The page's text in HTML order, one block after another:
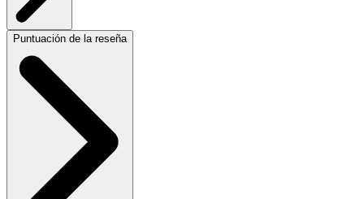
Puntuación de la reseña